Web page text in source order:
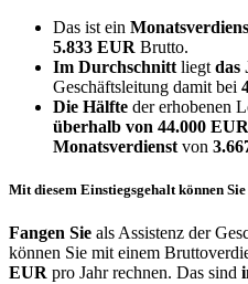
Das ist ein
5.833 EUR Brutto.
Im Durchschnitt liegt das
Geschäftsleitung damit bei
Die Hälfte der erhobenen
überhalb von 44.000 EUR
Monatsverdienst von
Mit diesem Einstiegsgehalt können
Fangen Sie als Assistenz der
können Sie mit einem
EUR pro Jahr rechnen. Das sind